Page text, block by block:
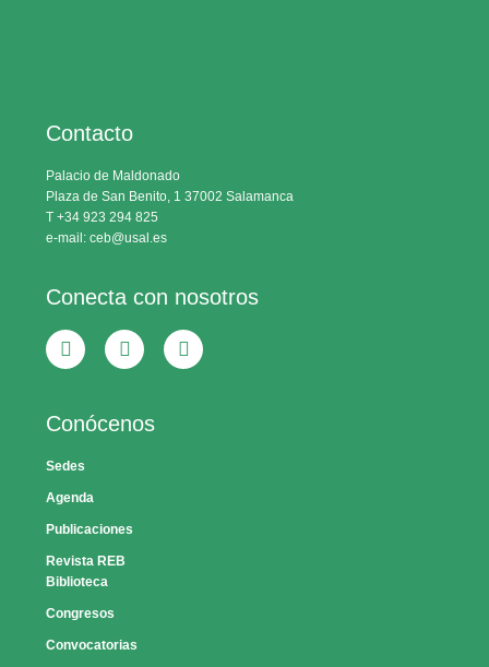
Contacto
Palacio de Maldonado
Plaza de San Benito, 1 37002 Salamanca
T +34 923 294 825
e-mail: ceb@usal.es
Conecta con nosotros
Conócenos
Sedes
Agenda
Publicaciones
Revista REB
Biblioteca
Congresos
Convocatorias